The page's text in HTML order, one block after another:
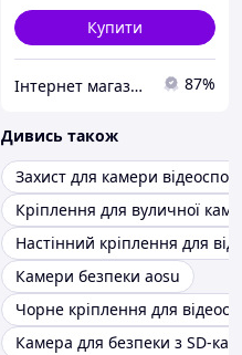
Купити
Інтернет магазин «Fullmarket» 87%
Дивись також
Захист для камери
Кріплення для вуличної
Настінний кріплення для
Камери безпеки aosu
Чорне кріплення для
Камера для безпеки з SD-